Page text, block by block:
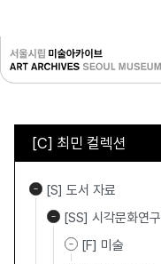
[C] 최민 컬렉션
[S] 도서 자료
[SS] 시각문화연구
[F] 미술